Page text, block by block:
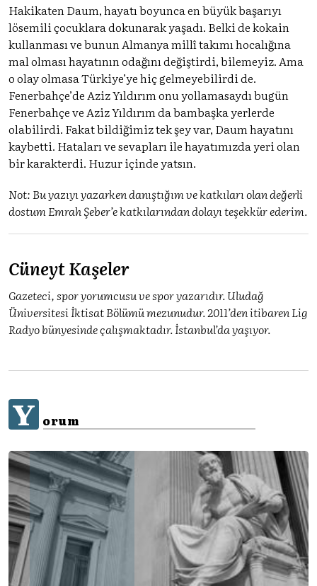
Hakikaten Daum, hayatı boyunca en büyük başarıyı
lösemili çocuklara dokunarak yaşadı. Belki de kokain
kullanması ve bunun Almanya millî takımı hocalığına
mal olması hayatının odağını değiştirdi, bilemeyiz. Ama
o olay olmasa Türkiye’ye hiç gelmeyebilirdi de.
Fenerbahçe’de Aziz Yıldırım onu yollamasaydı bugün
Fenerbahçe ve Aziz Yıldırım da bambaşka yerlerde
olabilirdi. Fakat bildiğimiz tek şey var, Daum hayatını
kaybetti. Hataları ve sevapları ile hayatımızda yeri olan
bir karakterdi. Huzur içinde yatsın.
Not: Bu yazıyı yazarken danıştığım ve katkıları olan değerli
dostum Emrah Şeber’e katkılarından dolayı teşekkür ederim.
Cüneyt Kaşeler
Gazeteci, spor yorumcusu ve spor yazarıdır. Uludağ
Üniversitesi İktisat Bölümü mezunudur. 2011’den itibaren Lig
Radyo bünyesinde çalışmaktadır. İstanbul’da yaşıyor.
Y orum